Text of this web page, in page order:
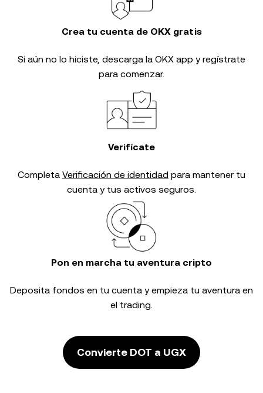
Crea tu cuenta de OKX gratis
Si aún no lo hiciste, descarga la OKX app y regístrate
para comenzar.
Verifícate
Completa Verificación de identidad para mantener tu
cuenta y tus activos seguros.
Pon en marcha tu aventura cripto
Deposita fondos en tu cuenta y empieza tu aventura en
el trading.
Convierte DOT a UGX